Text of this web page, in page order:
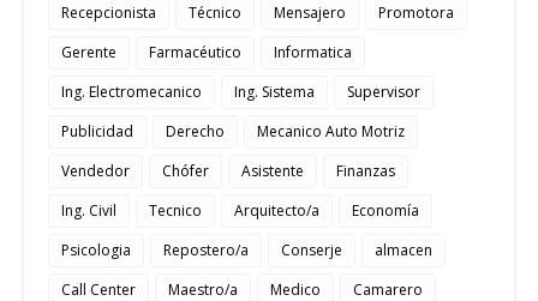
Recepcionista
Técnico Mensajero
Promotora
Gerente
Farmacéutico
Informatica
Ing. Electromecanico
Ing. Sistema
Supervisor
Publicidad
Derecho
Mecanico Auto Motriz
Vendedor
Chófer Asistente
Finanzas
Ing. Civil
Tecnico Arquitecto/a
Economía
Psicologia
Repostero/a Conserje
almacen
Call Center
Maestro/a Medico
Camarero